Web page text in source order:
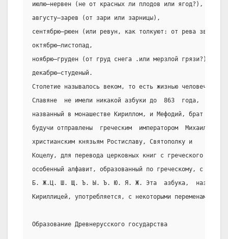
июлю—нервен (не от красных ли плодов или ягод?),
августу—зарев (от зари или зарницы),
сентябрю—рюен (или ревун, как толкуют: от рева зверей),
октябрю—листопад,
ноябрю—груден (от груд снега .или мерзлой грязи?),
декабрю—студеный.
Столетие называлось веком, то есть жизнью человеческой.
Славяне  не имели никакой азбуки до  863  года,  когда
названный в монашестве Кириллом, и Мефодий, брат
будучи отправлены  греческим  императором  Михаилом
христианским князьям Ростиславу, Святополку и
Коцелу, для перевода церковных книг с греческого
особенный алфавит, образованный по греческому, с
Б. Ж.Ц. Ш. Щ. Ъ. Ы. Ъ. Ю. Я. Ж. Эта  азбука,  называемая
Кириллицей, употребляется, с некоторыми переменами,
Образование Древнерусского государства